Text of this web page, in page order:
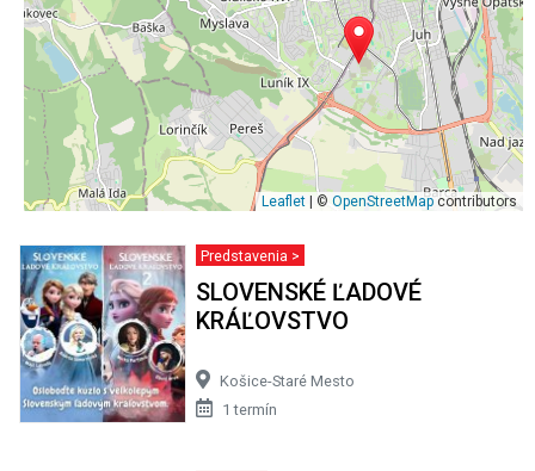
Leaflet | © OpenStreetMapcontributors
Predstavenia >
SLOVENSKÉ ĽADOVÉ
KRÁĽOVSTVO
Košice-Staré Mesto
1 termín